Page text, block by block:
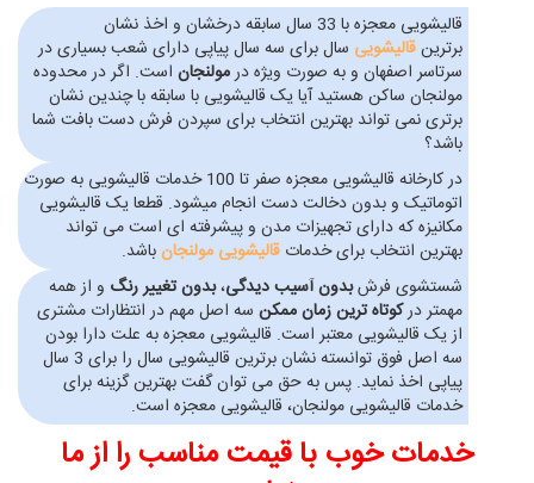
قالیشویی معجزه با 33 سال سابقه درخشان و اخذ نشان
برترینقالیشویی سال برای سه سال پیاپی دارای شعب بسیاری در
سرتاسر اصفهان و به صورت ویژه درمولنجان است. اگر در محدوده
مولنجان ساکن هستید آیا یک قالیشویی با سابقه با چندین نشان
برتری نمی تواند بهترین انتخاب برای سپردن فرش دست بافت شما
باشد؟
در کارخانه قالیشویی معجزه صفر تا 100 خدمات قالیشویی به صورت
اتوماتیک و بدون دخالت دست انجام میشود. قطعا یک قالیشویی
مکانیزه که دارای تجهیزات مدن و پیشرفته ای است می تواند
بهترین انتخاب برای خدمات قالیشویی مولنجانباشد.
شستشوی فرشبدون آسیب دیدگی،بدون تغییر رنگ و از همه
مهمتر درکوتاه ترین زمان ممکن سه اصل مهم در انتظارات مشتری
از یک قالیشویی معتبر است. قالیشویی معجزه به علت دارا بودن
سه اصل فوق توانسته نشان برترین قالیشویی سال را برای 3 سال
پیاپی اخذ نماید. پس به حق می توان گفت بهترین گزینه برای
خدمات قالیشویی مولنجان، قالیشویی معجزه است.
خدمات خوب با قیمت مناسب را از ما